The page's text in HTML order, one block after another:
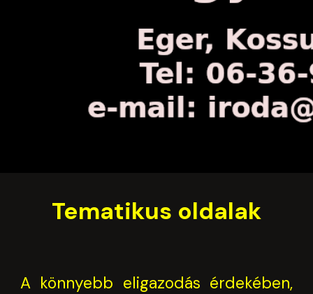
Tematikus oldalak
A könnyebb eligazodás érdekében,